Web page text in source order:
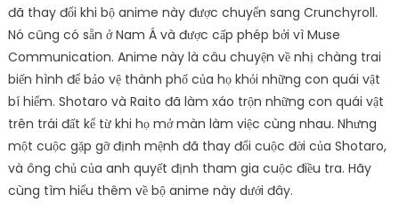
đã thay đổi khi bộ anime này được chuyển sang Crunchyroll.
Nó cũng có sẵn ở Nam Á và được cấp phép bởi vì Muse
Communication. Anime này là câu chuyện về nhị chàng trai
biến hình để bảo vệ thành phố của họ khỏi những con quái vật
bí hiểm. Shotaro và Raito đã làm xáo trộn những con quái vật
trên trái đất kể từ khi họ mở màn làm việc cùng nhau. Nhưng
một cuộc gặp gỡ định mệnh đã thay đổi cuộc đời của Shotaro,
và ông chủ của anh quyết định tham gia cuộc điều tra. Hãy
cùng tìm hiểu thêm về bộ anime này dưới đây.